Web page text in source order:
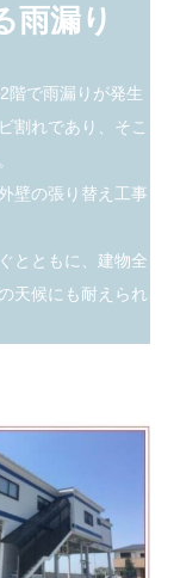
雨漏り
階で雨漏りが発生
割れであり、そこ
壁の張り替え工事
とともに、建物全
天候にも耐えられ